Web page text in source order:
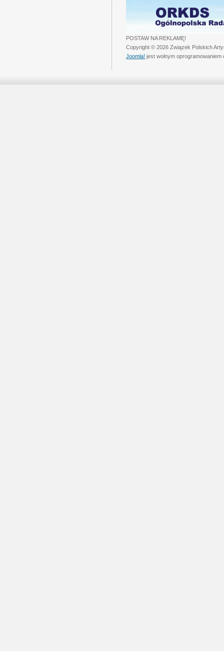
POSTAW NA REKLAMĘ!
Copyright © 2026 Związek Polskich
Joomla! jest wolnym